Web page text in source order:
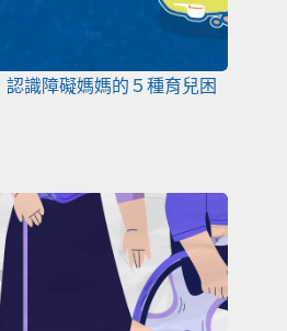
識障礙媽媽的５種育兒困